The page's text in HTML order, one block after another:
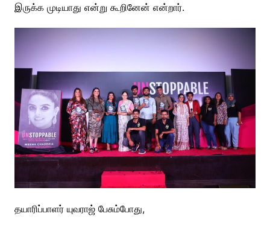
இருக்க முடியாது என்று கூறினேன் என்றார்.
தயாரிப்பாளர் யுவராஜ் பேசும்போது,